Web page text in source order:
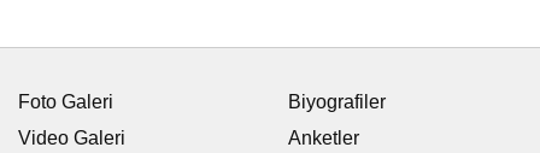
Foto Galeri
Video Galeri
Biyografiler
Anketler